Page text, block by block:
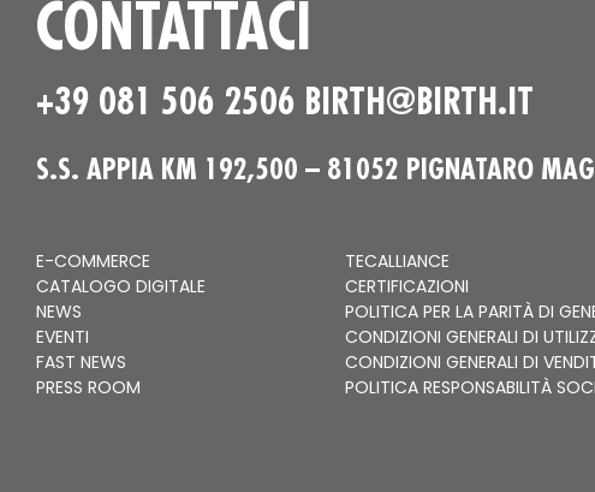
CONTATTACI
+39 081 506 2506 BIRTH@BIRTH.IT
S.S. APPIA KM 192,500 – 81052 PIGNATARO
E-COMMERCE
CATALOGO DIGITALE
NEWS
EVENTI
FAST NEWS
PRESS ROOM
TECALLIANCE
CERTIFICAZIONI
POLITICA PER LA PARITÀ DI
CONDIZIONI GENERALI DI
CONDIZIONI GENERALI DI
POLITICA RESPONSABILITÀ